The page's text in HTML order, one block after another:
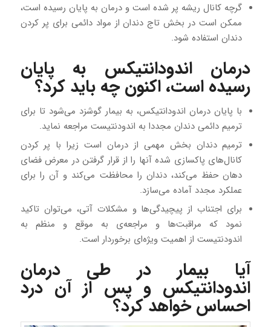
گرچه کانال ریشه پر شده است و درمان به پایان رسیده است،
ممکن است در بخش تاج دندان از مواد دائمی برای پر کردن
دندان استفاده شود.
درمان اندودانتیکس به پایان
رسیده است، اکنون چه باید کرد؟
با پایان درمان اندودانتیکس، به بیمار گوشزد می‌شود تا برای
ترمیم دائمی دندان مجددا به اندودنتیست مراجعه نماید.
ترمیم دندان بخش مهمی از درمان است زیرا با پر کردن
کانال‌های پاکسازی شده آنها را از قرار گرفتن در معرض فضای
دهان حفظ می‌کند، دندان را محافظت می‌کند و آن را برای
عملکرد مجدد آماده می‌سازد.
برای اجتناب از پیچیدگی‌ها و مشکلات آتی، می‌توان تاکید
نمود که مراقبت‌ها و مراجعه‌ی به موقع و منظم به
اندودنتیست از اهمیت ویژه‌ای برخوردار است.
آیا بیمار در طی درمان
اندودانتیکس و پس از آن درد
احساس خواهد کرد؟